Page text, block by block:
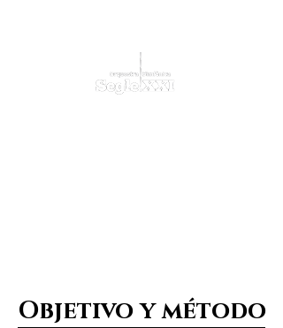
Objetivo y método